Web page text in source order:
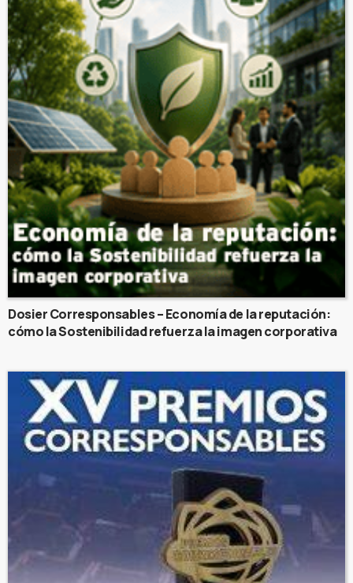
Dosier Corresponsables – Economía de la reputación:
cómo la Sostenibilidad refuerza la imagen corporativa